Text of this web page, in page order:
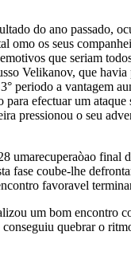
do ano passado,
os seus
que seriam
Velikanov, que
periodo a vantagem
efectuar um
o seu
coube-lhe
favoravel
um bom encontro
quebrar o